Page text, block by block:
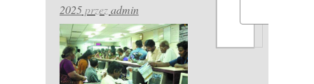
2025przezadmin